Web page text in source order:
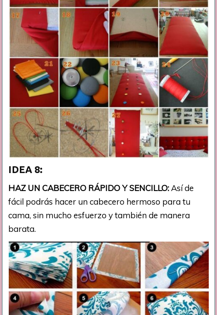
IDEA 8:
HAZ UN CABECERO RÁPIDO Y SENCILLO: Así de
fácil podrás hacer un cabecero hermoso para tu
cama, sin mucho esfuerzo y también de manera
barata.